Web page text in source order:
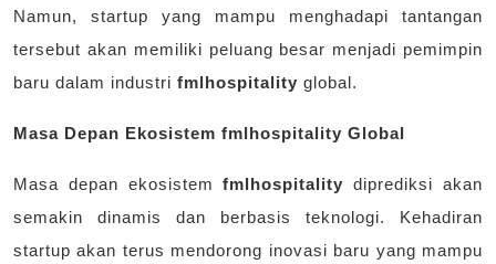
Namun, startup yang mampu menghadapi tantangan
tersebut akan memiliki peluang besar menjadi pemimpin
baru dalam industri fmlhospitality global.
Masa Depan Ekosistem fmlhospitality Global
Masa depan ekosistemfmlhospitality diprediksi akan
semakin dinamis dan berbasis teknologi. Kehadiran
startup akan terus mendorong inovasi baru yang mampu